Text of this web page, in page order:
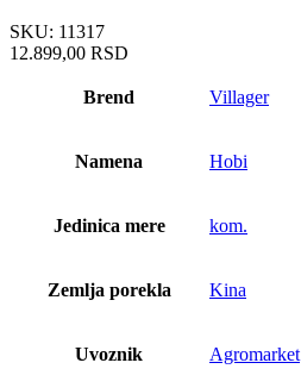
SKU: 11317
12.899,00 RSD
Brend Villager
Namena Hobi
Jedinica mere kom.
Zemlja porekla Kina
Uvoznik Agromarket